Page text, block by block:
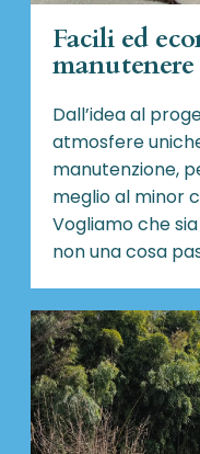
Facili ed
manutenere
Dall’idea al
atmosfere
manutenzione,
meglio al minor
Vogliamo che
non una cosa